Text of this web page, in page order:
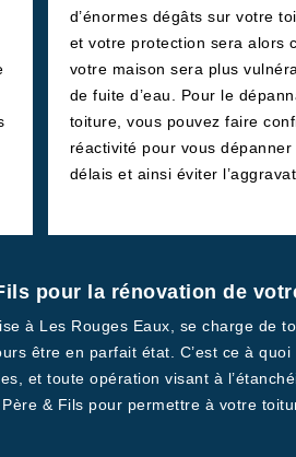
d’énormes dégâts sur votre
et votre protection sera alors
votre maison sera plus
de fuite d’eau. Pour le
toiture, vous pouvez faire
réactivité pour vous
délais et ainsi éviter
pour la rénovation de
à Les Rouges Eaux, se charge
être en parfait état. C’est ce à
et toute opération visant à
& Fils pour permettre à votre